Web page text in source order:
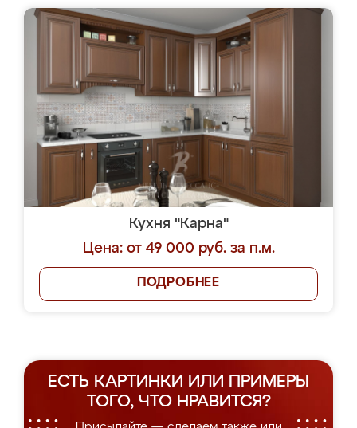
Кухня "Карна"
Цена: от 49 000 руб. за п.м.
ПОДРОБНЕЕ
ЕСТЬ КАРТИНКИ ИЛИ ПРИМЕРЫ
ТОГО, ЧТО НРАВИТСЯ?